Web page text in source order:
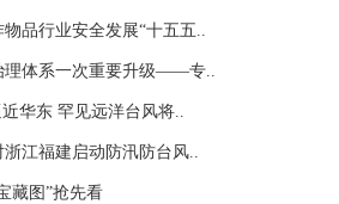
物品行业安全发展“十五五..
理体系一次重要升级——专..
近华东 罕见远洋台风将..
浙江福建启动防汛防台风..
藏图”抢先看